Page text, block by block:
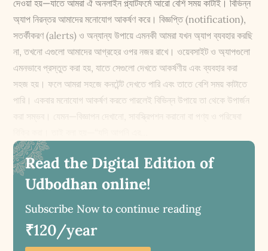
দেওয়া হয়—যাতে আমরা ঐ অনলাইন প্ল্যাটফর্মে আরো বেশি সময় কাটাই। বিভিন্ন
অ্যাপ নিরন্তর আমাদের মনোযোগ আকর্ষণ করে। বিজ্ঞপ্তি (notification),
সতর্কীকরণ (alerts) ও অন্যান্য উপায়ে এমনকী আমরা যখন অ্যাপ ব্যবহার করছি
না, তখনো এগুলো আমাদের আগ্রহের ওপর নজর রাখে। ওয়েবসাইট ও অ্যাপগুলো
এমনভাবে প্রস্তুত করা হয়, যাতে সেগুলো দেখতে আকর্ষণীয় এবং ব্যবহার করা
সহজ হয়। ফলে আমরা সহজে কনটেন্ট দেখতে পারি এবং তাতে বেশি সময় কাটাতে
পারি। একবার মনোযোগ আকর্ষণ করতে পারলেই বিভিন্ন উপায়ে তা থেকে উপার্জন
করা সম্ভব। যেমন—বিজ্ঞাপন দেখানো, সাবস্ক্রিপশন করানো বা পণ্য ও পরিষেবা
Read the Digital Edition of
Udbodhan online!
Subscribe Now to continue reading
₹120/year